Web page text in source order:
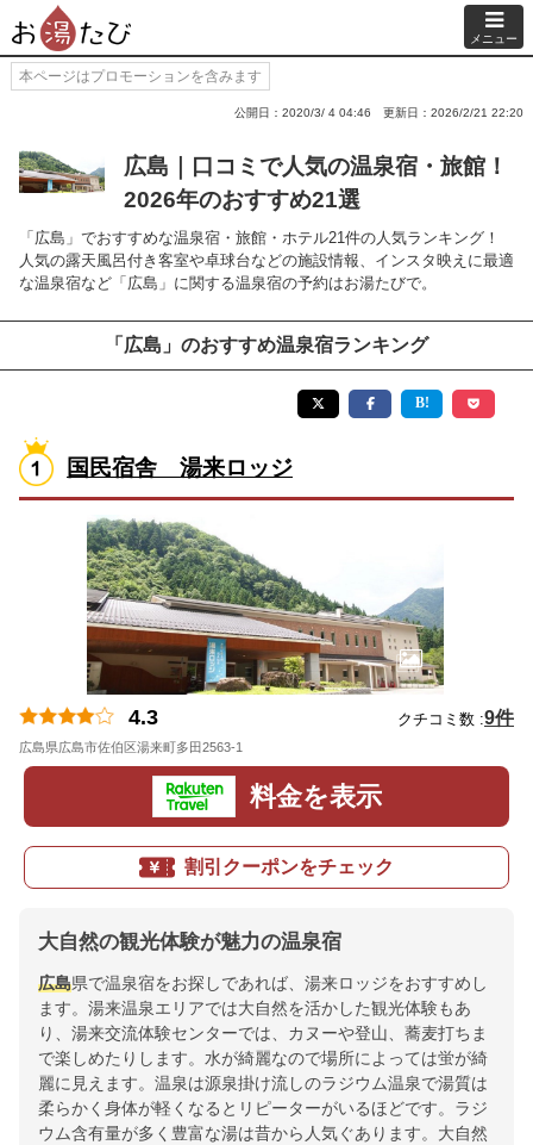
メニュー
本ページはプロモーションを含みます
公開日：2020/3/ 4 04:46 更新日：2026/2/21 22:20
広島｜口コミで人気の温泉宿・旅館！
2026年のおすすめ21選
「広島」でおすすめな温泉宿・旅館・ホテル21件の人気ランキング！
人気の露天風呂付き客室や卓球台などの施設情報、インスタ映えに最適
な温泉宿など「広島」に関する温泉宿の予約はお湯たびで。
「広島」のおすすめ温泉宿ランキング
国民宿舎 湯来ロッジ
4.3 クチコミ数 :9件
広島県広島市佐伯区湯来町多田2563-1
料金を表示
割引クーポンをチェック
大自然の観光体験が魅力の温泉宿
広島県で温泉宿をお探しであれば、湯来ロッジをおすすめし
ます。湯来温泉エリアでは大自然を活かした観光体験もあ
り、湯来交流体験センターでは、カヌーや登山、蕎麦打ちま
で楽しめたりします。水が綺麗なので場所によっては蛍が綺
麗に見えます。温泉は源泉掛け流しのラジウム温泉で湯質は
柔らかく身体が軽くなるとリピーターがいるほどです。ラジ
ウム含有量が多く豊富な湯は昔から人気ぐあります。大自然